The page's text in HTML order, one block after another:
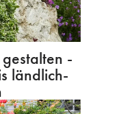
-
ländlich-